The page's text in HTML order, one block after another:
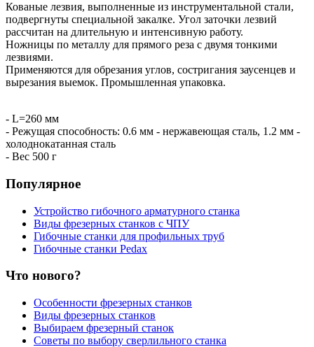
Кованые лезвия, выполненные из инструментальной стали,
подвергнуты специальной закалке. Угол заточки лезвий
рассчитан на длительную и интенсивную работу.
Ножницы по металлу для прямого реза с двумя тонкими
лезвиями.
Применяются для обрезания углов, состригания заусенцев и
вырезания выемок. Промышленная упаковка.
- L=260 мм
- Режущая способность: 0.6 мм - нержавеющая сталь, 1.2 мм -
холоднокатанная сталь
- Вес 500 г
Популярное
Устройство гибочного арматурного станка
Виды фрезерных станков с ЧПУ
Гибочные станки для профильных труб
Гибочные станки Pedax
Что нового?
Особенности фрезерных станков
Виды фрезерных станков
Выбираем фрезерный станок
Советы по выбору сверлильного станка